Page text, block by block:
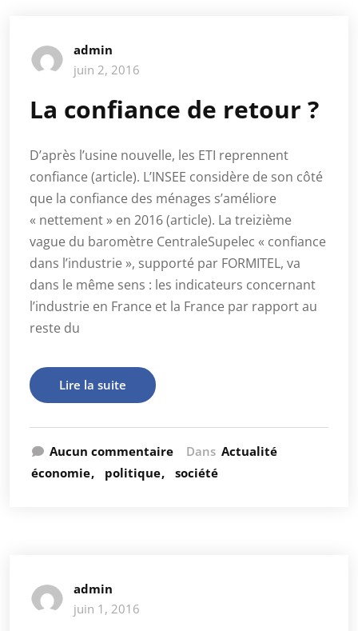
admin
juin 2, 2016
La confiance de retour ?
D’après l’usine nouvelle, les ETI reprennent
confiance (article). L’INSEE considère de son côté
que la confiance des ménages s’améliore
« nettement » en 2016 (article). La treizième
vague du baromètre CentraleSupelec « confiance
dans l’industrie », supporté par FORMITEL, va
dans le même sens : les indicateurs concernant
l’industrie en France et la France par rapport au
reste du
Lire la suite
Aucun commentaire Dans Actualité
économie
politique société
admin
juin 1, 2016